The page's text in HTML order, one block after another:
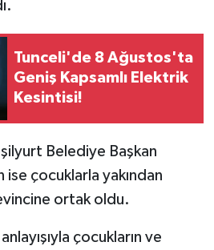
Tunceli'de 8 Ağustos'ta
Geniş Kapsamlı Elektrik
Kesintisi!
Belediye Başkan
ise çocuklarla yakından
ortak oldu.
çocukların ve